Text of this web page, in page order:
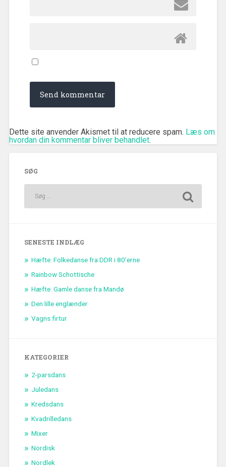
Dette site anvender Akismet til at reducere spam. Læs om
hvordan din kommentar bliver behandlet.
SØG
SENESTE INDLÆG
Hæfte: Folkedanse fra DDR i 80’erne
Rainbow Schottische
Hæfte: Gamle danse fra Mandø
Den lille englænder
Vagns firtur
KATEGORIER
2-parsdans
Juledans
Kredsdans
Kvadrilledans
Mixer
Nordisk
Nordlek